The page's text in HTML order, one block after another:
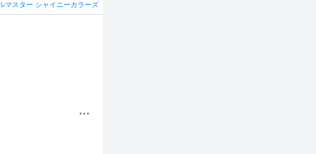
マスター シャイニーカラーズ